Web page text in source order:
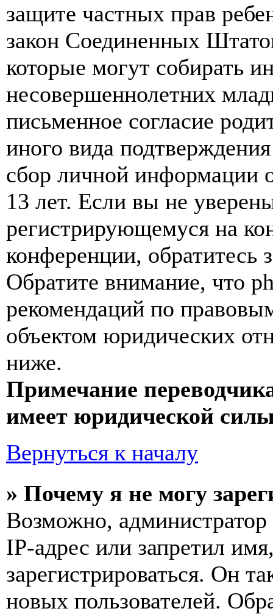
защите частных прав
закон Соединенных
которые могут собирать
несовершеннолетних
письменное согласие
иного вида
сбор личной информации
13 лет. Если вы не
регистрирующемуся на
конференции, обратитесь
Обратите внимание, что
рекомендаций по
объектом юридических
ниже.
Примечание
имеет юридической
Вернуться к началу
» Почему я не могу
Возможно,
IP-адрес или запретил
зарегистрироваться. Он
новых пользователей.